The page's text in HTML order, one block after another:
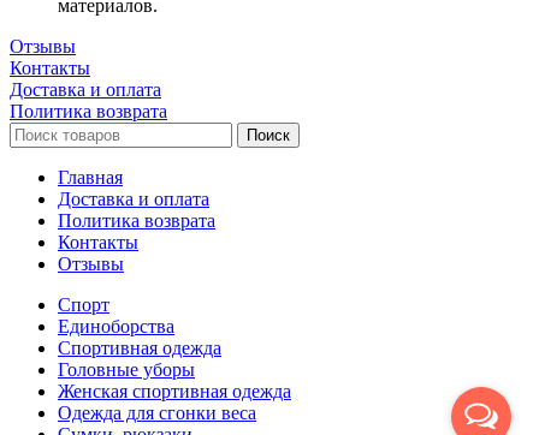
материалов.
Отзывы
Контакты
Доставка и оплата
Политика возврата
Поиск
Главная
Доставка и оплата
Политика возврата
Контакты
Отзывы
Спорт
Единоборства
Cпортивная одежда
Головные уборы
Женская спортивная одежда
Одежда для сгонки веса